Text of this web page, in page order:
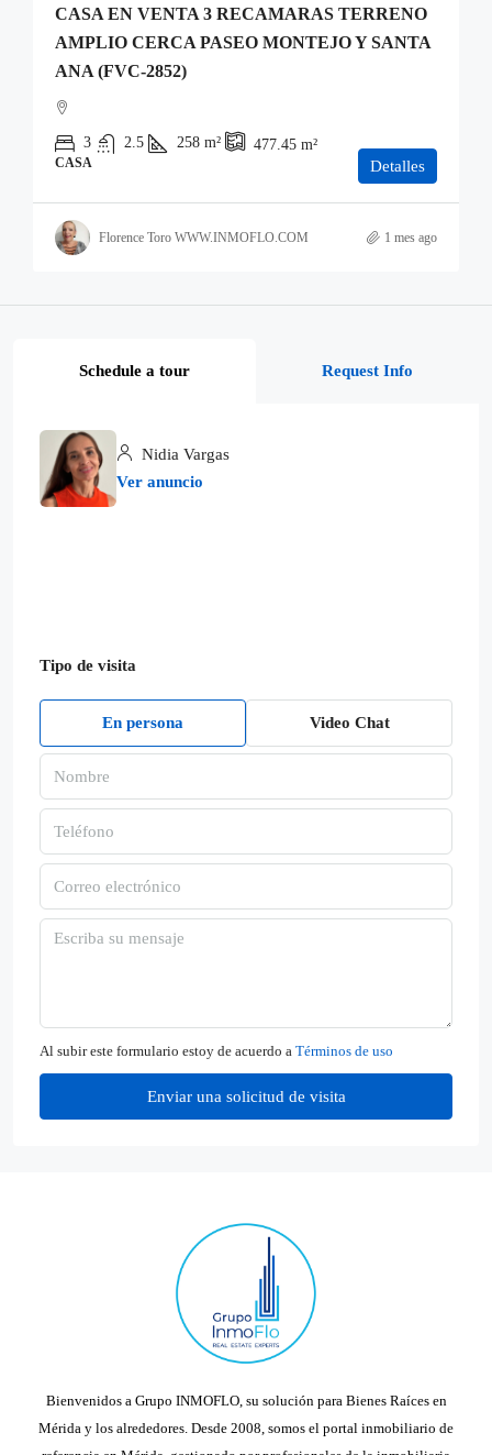
CASA EN VENTA 3 RECAMARAS TERRENO
AMPLIO CERCA PASEO MONTEJO Y SANTA
ANA (FVC-2852)
3 2.5 258 m² 477.45 m²
CASA Detalles
Florence Toro WWW.INMOFLO.COM 1 mes ago
Schedule a tour Request Info
Nidia Vargas
Ver anuncio
Tipo de visita
En persona Video Chat
Al subir este formulario estoy de acuerdo a Términos de uso
Enviar una solicitud de visita
Bienvenidos a Grupo INMOFLO, su solución para Bienes Raíces en
Mérida y los alrededores. Desde 2008, somos el portal inmobiliario de